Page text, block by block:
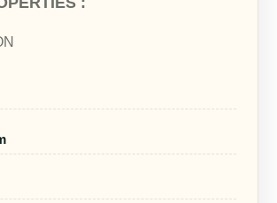
initial